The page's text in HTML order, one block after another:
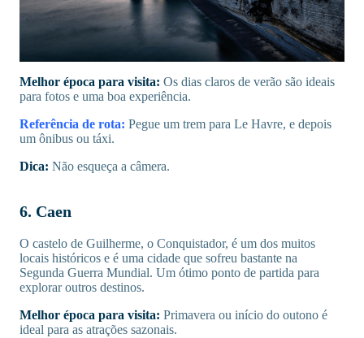
Melhor época para visita: Os dias claros de verão são ideais
para fotos e uma boa experiência.
Referência de rota: Pegue um trem para Le Havre, e depois
um ônibus ou táxi.
Dica: Não esqueça a câmera.
6. Caen
O castelo de Guilherme, o Conquistador, é um dos muitos
locais históricos e é uma cidade que sofreu bastante na
Segunda Guerra Mundial. Um ótimo ponto de partida para
explorar outros destinos.
Melhor época para visita: Primavera ou início do outono é
ideal para as atrações sazonais.